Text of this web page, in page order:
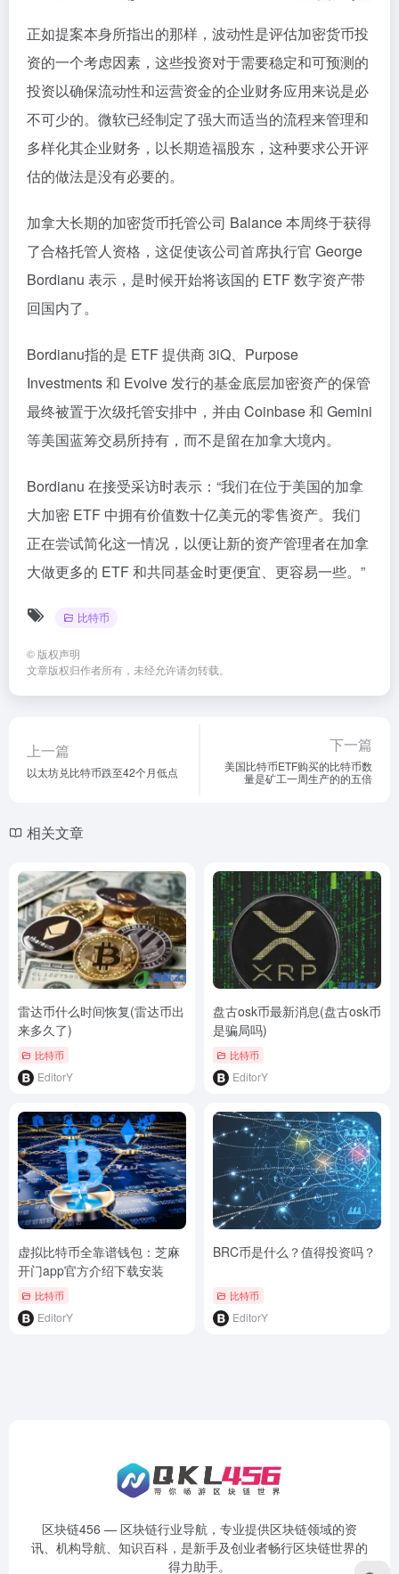
正如提案本身所指出的那样，波动性是评估加密货币投
资的一个考虑因素，这些投资对于需要稳定和可预测的
投资以确保流动性和运营资金的企业财务应用来说是必
不可少的。微软已经制定了强大而适当的流程来管理和
多样化其企业财务，以长期造福股东，这种要求公开评
估的做法是没有必要的。
加拿大长期的加密货币托管公司 Balance 本周终于获得
了合格托管人资格，这促使该公司首席执行官 George
Bordianu 表示，是时候开始将该国的 ETF 数字资产带
回国内了。
Bordianu指的是 ETF 提供商 3iQ、Purpose
Investments 和 Evolve 发行的基金底层加密资产的保管
最终被置于次级托管安排中，并由 Coinbase 和 Gemini
等美国蓝筹交易所持有，而不是留在加拿大境内。
Bordianu 在接受采访时表示：“我们在位于美国的加拿
大加密 ETF 中拥有价值数十亿美元的零售资产。我们
正在尝试简化这一情况，以便让新的资产管理者在加拿
大做更多的 ETF 和共同基金时更便宜、更容易一些。”
比特币
© 版权声明
文章版权归作者所有，未经允许请勿转载。
上一篇
以太坊兑比特币跌至42个月低点
下一篇
美国比特币ETF购买的比特币数
量是矿工一周生产的的五倍
相关文章
雷达币什么时间恢复(雷达币出
来多久了)
比特币
EditorY
盘古osk币最新消息(盘古osk币
是骗局吗)
比特币
EditorY
虚拟比特币全靠谱钱包：芝麻
开门app官方介绍下载安装
比特币
EditorY
BRC币是什么？值得投资吗？
比特币
EditorY
区块链456 — 区块链行业导航，专业提供区块链领域的资
讯、机构导航、知识百科，是新手及创业者畅行区块链世界的
得力助手。